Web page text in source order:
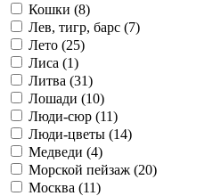
Кошки (8)
Лев, тигр, барс (7)
Лето (25)
Лиса (1)
Литва (31)
Лошади (10)
Люди-сюр (11)
Люди-цветы (14)
Медведи (4)
Морской пейзаж (20)
Москва (11)